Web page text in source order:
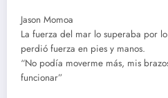
Jason Momoa
La fuerza del mar lo superaba por
perdió fuerza en pies y manos.
“No podía moverme más, mis
funcionar”